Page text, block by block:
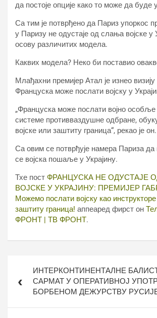
да постоје опције како то може да буде
Са тим је потврђено да Париз упоркос
у Паризу не одустаје од слања војске у
осову различитих модела.
Каквих модела? Неко би поставио
Млађахни премијер Атал је изнео визију
Француска може послати војску у
„Француска може послати војно особље
системе противваздушне одбране,
војске или заштиту граница“, рекао је он.
Са овим се потврђује намера Париза да
се војска пошаље у Украјину.
Тхе пост ФРАНЦУСКА НЕ ОДУСТАЈЕ
ВОЈСКЕ У УКРАЈИНУ: ПРЕМИЈЕР
Можемо послати војску као
заштиту граница! аппеаред фирст он
ФРОНТ | ТВ ФРОНТ.
чланкаИНТЕРКОНТИНЕНТАЛНЕ
САРМАТ У ОПЕРАТИВНОЈ
БОРБЕНОМ ДЕЖУРСТВУ